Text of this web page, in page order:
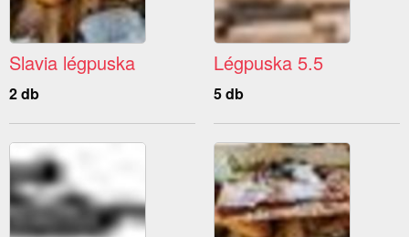
Slavia légpuska
2 db
Légpuska 5.5
5 db